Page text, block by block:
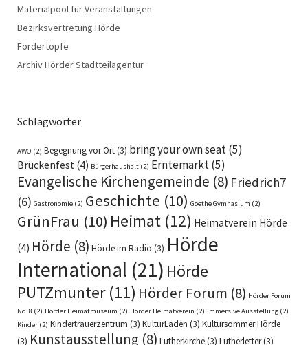
Materialpool für Veranstaltungen
Bezirksvertretung Hörde
Fördertöpfe
Archiv Hörder Stadtteilagentur
Schlagwörter
AWO (2) Begegnung vor Ort(3) bring your own seat(5)
Brückenfest (4) Bürgerhaushalt (2) Erntemarkt(5)
Evangelische Kirchengemeinde (8) Friedrich7
(6) Gastronomie (2) Geschichte (10) Goethe Gymnasium (2)
GrünFrau (10) Heimat (12) Heimatverein Hörde
(4) Hörde (8) Hörde im Radio (3) Hörde
International (21) Hörde
PUTZmunter(11) Hörder Forum (8) Hörder Forum
No. 8 (2) Hörder Heimatmuseum (2) Hörder Heimatverein (2) Immersive Ausstellung (2)
Kinder (2) Kindertrauerzentrum (3) KulturLaden (3) Kultursommer Hörde
(3) Kunstausstellung (8) Lutherkirche(3) Lutherletter(3)